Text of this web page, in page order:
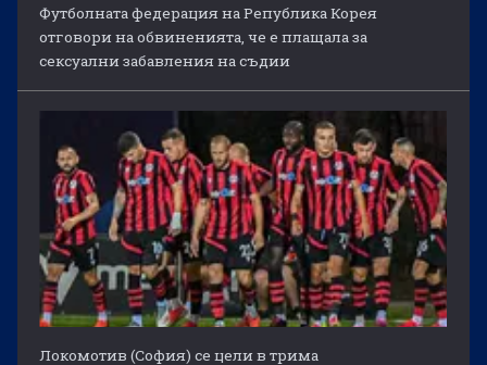
Футболната федерация на Република Корея
отговори на обвиненията, че е плащала за
сексуални забавления на съдии
Локомотив (София) се цели в трима